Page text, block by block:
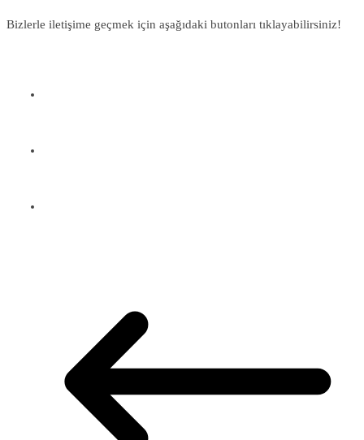
Bizlerle iletişime geçmek için aşağıdaki butonları tıklayabilirsiniz!